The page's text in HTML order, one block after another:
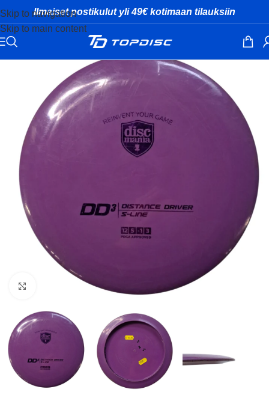
Skip to navigation
Skip to main content
Ilmaiset postikulut yli 49€ kotimaan tilauksiin
Klikkaa suuremmaksi